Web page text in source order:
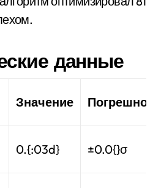
данные
Значение
0.{:03d} ±0.0{}σ